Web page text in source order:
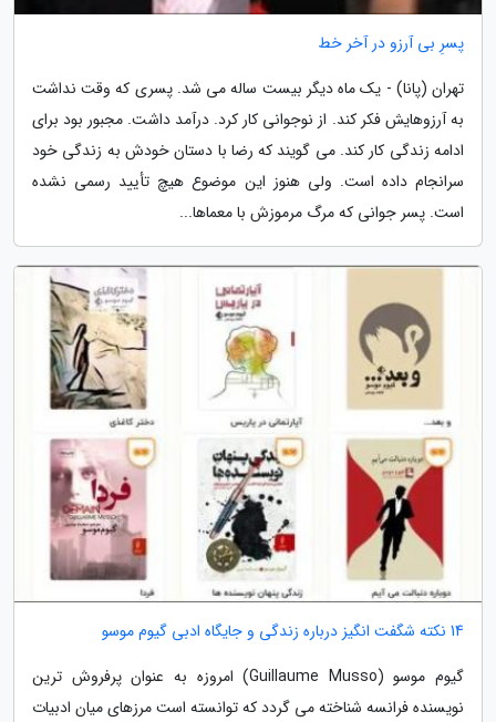
پسرِ بی آرزو در آخر خط
تهران (پانا) - یک ماه دیگر بیست ساله می شد. پسری که وقت نداشت
به آرزوهایش فکر کند. از نوجوانی کار کرد. درآمد داشت. مجبور بود برای
ادامه زندگی کار کند. می گویند که رضا با دستان خودش به زندگی خود
سرانجام داده است. ولی هنوز این موضوع هیچ تأیید رسمی نشده
است. پسر جوانی که مرگ مرموزش با معماها...
14 نکته شگفت انگیز درباره زندگی و جایگاه ادبی گیوم موسو
گیوم موسو (Guillaume Musso) امروزه به عنوان پرفروش ترین
نویسنده فرانسه شناخته می گردد که توانسته است مرزهای میان ادبیات